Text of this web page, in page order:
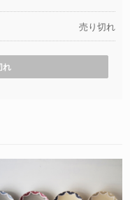
売り切れ
れ